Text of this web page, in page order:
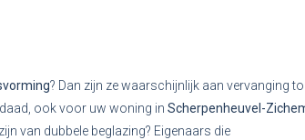
? Dan zijn ze waarschijnlijk aan vervanging
ook voor uw woning in Scherpenheuvel-
van dubbele beglazing? Eigenaars die